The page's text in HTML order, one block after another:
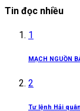
Tin đọc nhiều
1
MẠCH NGUỒN
2
Tư lệnh Hải